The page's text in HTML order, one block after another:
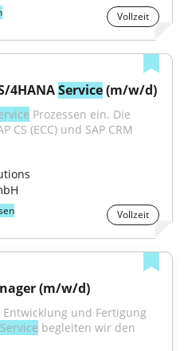
Vollzeit
4HANA Service (m/w/d)
Prozessen ein. Die
CS (ECC) und SAP CRM
Vollzeit
(m/w/d)
und Fertigung
Service begleiten wir den